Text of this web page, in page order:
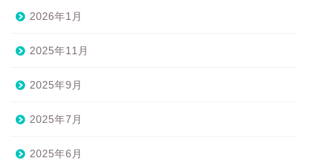
2026年1月
2025年11月
2025年9月
2025年7月
2025年6月